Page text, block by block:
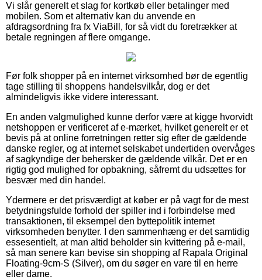
Vi slår generelt et slag for kortkøb eller betalinger med
mobilen. Som et alternativ kan du anvende en
afdragsordning fra fx ViaBill, for så vidt du foretrækker at
betale regningen af flere omgange.
Før folk shopper på en internet virksomhed bør de egentlig
tage stilling til shoppens handelsvilkår, dog er det
almindeligvis ikke videre interessant.
En anden valgmulighed kunne derfor være at kigge hvorvidt
netshoppen er verificeret af e-mærket, hvilket generelt er et
bevis på at online forretningen retter sig efter de gældende
danske regler, og at internet selskabet undertiden overvåges
af sagkyndige der behersker de gældende vilkår. Det er en
rigtig god mulighed for opbakning, såfremt du udsættes for
besvær med din handel.
Ydermere er det prisværdigt at køber er på vagt for de mest
betydningsfulde forhold der spiller ind i forbindelse med
transaktionen, til eksempel den byttepolitik internet
virksomheden benytter. I den sammenhæng er det samtidig
essesentielt, at man altid beholder sin kvittering på e-mail,
så man senere kan bevise sin shopping af Rapala Original
Floating-9cm-S (Silver), om du søger en vare til en herre
eller dame.